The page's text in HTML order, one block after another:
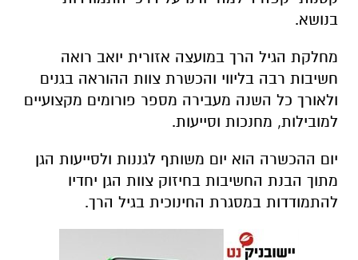
בנושא.
מחלקת הגיל הרך במועצה אזורית יואב רואה
חשיבות רבה בליווי והכשרת צוות ההוראה בגנים
ולאורך כל השנה מעבירה מספר פורומים מקצועיים
למובילות, מחנכות וסייעות.
יום ההכשרה הוא יום משותף לגננות ולסייעות הגן
מתוך הבנת החשיבות בחיזוק צוות הגן יחדיו
להתמודדות במסגרת החינוכית בגיל הרך.